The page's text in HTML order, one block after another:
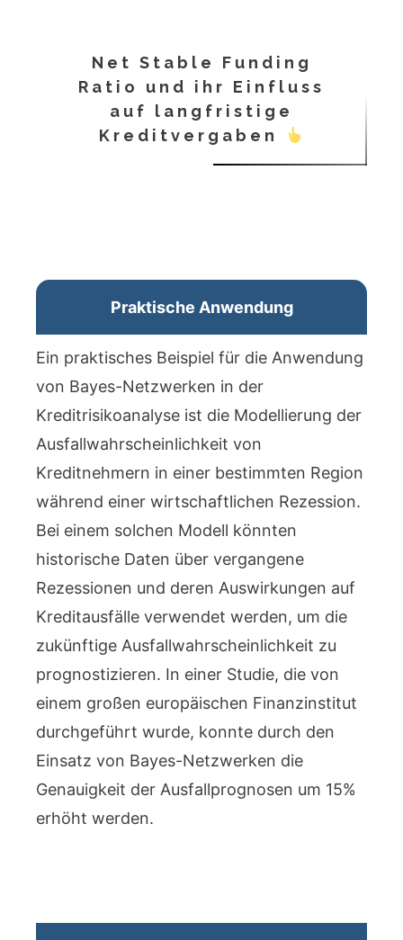
Net Stable Funding
Ratio und ihr Einfluss
auf langfristige
Kreditvergaben
Praktische Anwendung
Ein praktisches Beispiel für die Anwendung
von Bayes-Netzwerken in der
Kreditrisikoanalyse ist die Modellierung der
Ausfallwahrscheinlichkeit von
Kreditnehmern in einer bestimmten Region
während einer wirtschaftlichen Rezession.
Bei einem solchen Modell könnten
historische Daten über vergangene
Rezessionen und deren Auswirkungen auf
Kreditausfälle verwendet werden, um die
zukünftige Ausfallwahrscheinlichkeit zu
prognostizieren. In einer Studie, die von
einem großen europäischen Finanzinstitut
durchgeführt wurde, konnte durch den
Einsatz von Bayes-Netzwerken die
Genauigkeit der Ausfallprognosen um 15%
erhöht werden.